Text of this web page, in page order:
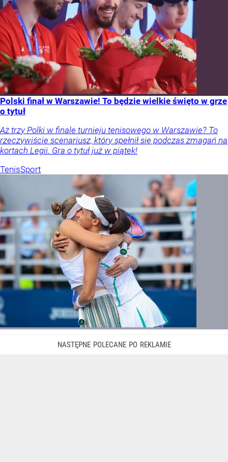
Polski finał w Warszawie! To będzie wielkie święto w grze
o tytuł
Aż trzy Polki w finale turnieju tenisowego w Warszawie? To
rzeczywiście scenariusz, który spełnił się podczas zmagań na
kortach Legii. Gra o tytuł już w piątek!
TenisSport